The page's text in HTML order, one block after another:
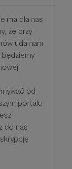
ma dla nas
że przy
uda nam
od
portalu
do nas